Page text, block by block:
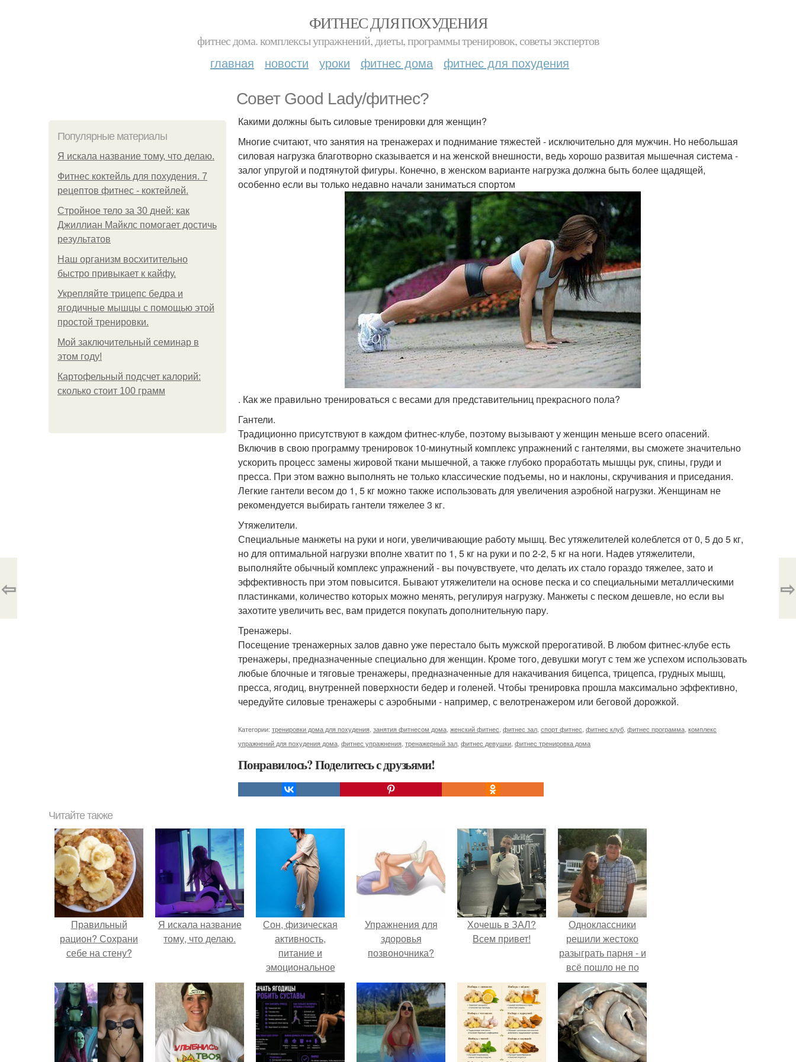
ФИТНЕС ДЛЯ ПОХУДЕНИЯ
фитнес дома. комплексы упражнений, диеты, программы тренировок, советы экспертов
главная новости уроки фитнес дома фитнес для похудения
Совет Good Lady/фитнес?
Популярные материалы
Я искала название тому, что делаю.
Фитнес коктейль для похудения. 7
рецептов фитнес - коктейлей.
Стройное тело за 30 дней: как
Джиллиан Майклс помогает достичь
результатов
Наш организм восхитительно
быстро привыкает к кайфу.
Укрепляйте трицепс бедра и
ягодичные мышцы с помощью этой
простой тренировки.
Мой заключительный семинар в
этом году!
Картофельный подсчет калорий:
сколько стоит 100 грамм
Какими должны быть силовые тренировки для женщин?
Многие считают, что занятия на тренажерах и поднимание тяжестей - исключительно для мужчин. Но небольшая
силовая нагрузка благотворно сказывается и на женской внешности, ведь хорошо развитая мышечная система -
залог упругой и подтянутой фигуры. Конечно, в женском варианте нагрузка должна быть более щадящей,
особенно если вы только недавно начали заниматься спортом
. Как же правильно тренироваться с весами для представительниц прекрасного пола?
Гантели.
Традиционно присутствуют в каждом фитнес-клубе, поэтому вызывают у женщин меньше всего опасений.
Включив в свою программу тренировок 10-минутный комплекс упражнений с гантелями, вы сможете значительно
ускорить процесс замены жировой ткани мышечной, а также глубоко проработать мышцы рук, спины, груди и
пресса. При этом важно выполнять не только классические подъемы, но и наклоны, скручивания и приседания.
Легкие гантели весом до 1, 5 кг можно также использовать для увеличения аэробной нагрузки. Женщинам не
рекомендуется выбирать гантели тяжелее 3 кг.
Утяжелители.
Специальные манжеты на руки и ноги, увеличивающие работу мышц. Вес утяжелителей колеблется от 0, 5 до 5 кг,
но для оптимальной нагрузки вполне хватит по 1, 5 кг на руки и по 2-2, 5 кг на ноги. Надев утяжелители,
выполняйте обычный комплекс упражнений - вы почувствуете, что делать их стало гораздо тяжелее, зато и
эффективность при этом повысится. Бывают утяжелители на основе песка и со специальными металлическими
пластинками, количество которых можно менять, регулируя нагрузку. Манжеты с песком дешевле, но если вы
захотите увеличить вес, вам придется покупать дополнительную пару.
Тренажеры.
Посещение тренажерных залов давно уже перестало быть мужской прерогативой. В любом фитнес-клубе есть
тренажеры, предназначенные специально для женщин. Кроме того, девушки могут с тем же успехом использовать
любые блочные и тяговые тренажеры, предназначенные для накачивания бицепса, трицепса, грудных мышц,
пресса, ягодиц, внутренней поверхности бедер и голеней. Чтобы тренировка прошла максимально эффективно,
чередуйте силовые тренажеры с аэробными - например, с велотренажером или беговой дорожкой.
Категории: тренировки дома для похудения занятия фитнесом дома женский фитнес фитнес зал спорт фитнес фитнес клуб фитнес программа комплекс
упражнений для похудения дома фитнес упражнения тренажерный зал фитнес девушки фитнес тренировка дома
Понравилось? Поделитесь с друзьями!
⇦ ⇨
Читайте также
Правильный
рацион? Сохрани
себе на стену?
Я искала название
тому, что делаю.
Сон, физическая
активность,
питание и
эмоциональное
состояние!
Упражнения для
здоровья
позвоночника?
Хочешь в ЗАЛ?
Всем привет!
Одноклассники
решили жестоко
разыграть парня - и
всё пошло не по
плану.